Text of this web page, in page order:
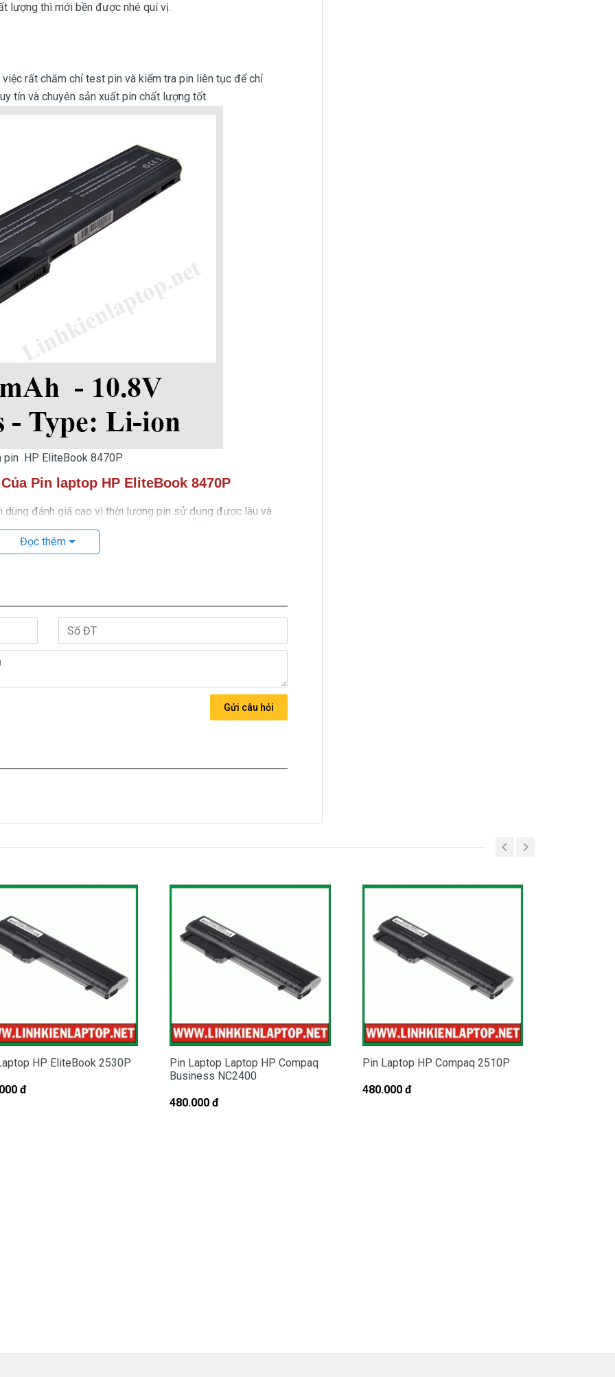
lượng thì mới bền được nhé quí vị.
rất chăm chỉ test pin và kiểm tra pin liên tục để chỉ
tín và chuyên sản xuất pin chất lượng tốt.
pin HP EliteBook 8470P
Pin laptop HP EliteBook 8470P
đánh giá cao vì thời lượng pin sử dụng được lâu và
dài sử dụng pin.
nên thay pin Pin laptop HP EliteBook 8470P
lần nạp pin giới hạn là 1.000 lần nhưng các model cũ hơn
này, pin laptopHP EliteBook 8470Psẽ không còn hoạt
nên thay pin cho HP.
hiệu rõ ràng, được bán ra là pin mới 100%, sản phẩm
laptop HP EliteBook 8470P bị chai
đã cắm điện cả ngày
HP EliteBook 8470P của bạn bị hỏng là do bạn dùng quá
đến luc này, cục Pin laptop HP EliteBook 8470P
nữa và đã đến lúc bạn nên thay Pin cho HP EliteBook
bạn hãy đến DoctorLap, với dịch vụ thay Pin HP
hãng lớn, nhanh chóng lấy liền, giá tốt nhất tphcm và có
liên hệ:0908.251.500 (Mr. Thiện)
Biết Pin Bị Hư
Đọc thêm
Gửi câu hỏi
HP EliteBook 2530P
đ
Pin Laptop Laptop HP Compaq
Business NC2400
480.000 đ
Pin Laptop HP Compaq 2510P
480.000 đ